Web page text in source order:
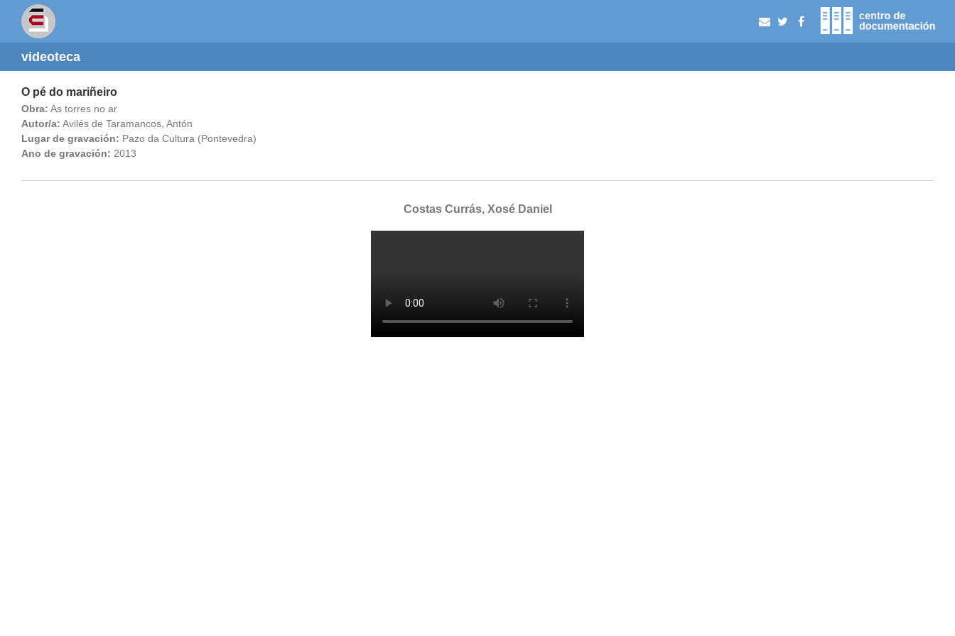
videoteca
O pé do mariñeiro
Obra: As torres no ar
Autor/a: Avilés de Taramancos, Antón
Lugar de gravación: Pazo da Cultura (Pontevedra)
Ano de gravación: 2013
Costas Currás, Xosé Daniel